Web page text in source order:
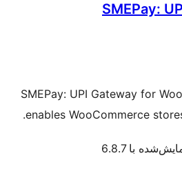
SMEPay:
SMEPay: UPI Gateway for
enables WooCommerce
با 6.8.7